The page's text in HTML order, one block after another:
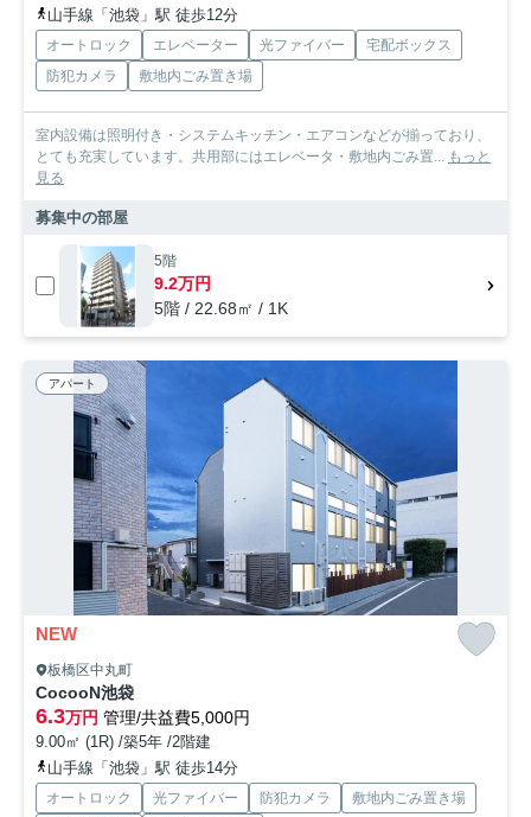
山手線「池袋」駅 徒歩12分
オートロック エレベーター 光ファイバー
宅配ボックス
防犯カメラ
敷地内ごみ置き場
室内設備は照明付き・システムキッチン・エアコンなどが揃っており、
とても充実しています。共用部にはエレベータ・敷地内ごみ置... もっと
見る
募集中の部屋
5階
9.2万円
5階 / 22.68㎡ / 1K
アパート
NEW
板橋区中丸町
CocooN池袋
6.3万円 管理/共益費5,000円
9.00㎡ (1R) /築5年 /2階建
山手線「池袋」駅 徒歩14分
オートロック 光ファイバー 防犯カメラ
敷地内ごみ置き場